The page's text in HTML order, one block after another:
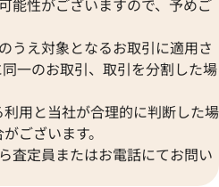
能性がございますので、予めご
うえ対象となるお取引に適用さ
一のお取引、取引を分割した場
用と当社が合理的に判断した場
ございます。
査定員またはお電話にてお問い